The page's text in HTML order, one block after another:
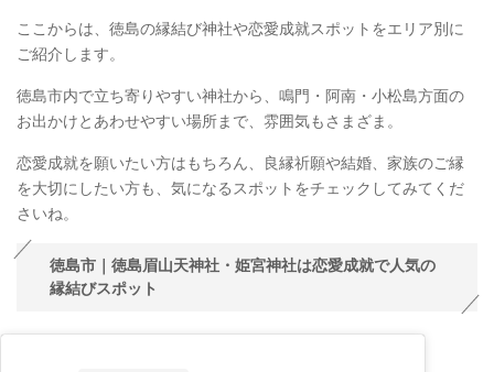
ここからは、徳島の縁結び神社や恋愛成就スポットをエリア別に
ご紹介します。
徳島市内で立ち寄りやすい神社から、鳴門・阿南・小松島方面の
お出かけとあわせやすい場所まで、雰囲気もさまざま。
恋愛成就を願いたい方はもちろん、良縁祈願や結婚、家族のご縁
を大切にしたい方も、気になるスポットをチェックしてみてくだ
さいね。
徳島市｜徳島眉山天神社・姫宮神社は恋愛成就で人気の
縁結びスポット